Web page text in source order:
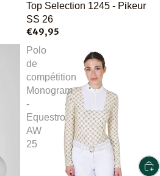
Top Selection 1245 - Pikeur
SS 26
€49,95
Polo
de
compétition
Monogram
-
Equestro
AW
25